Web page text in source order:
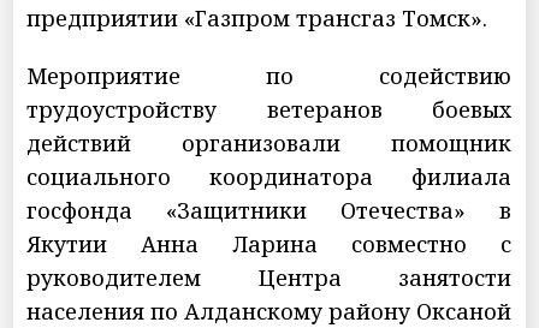
предприятии «Газпром трансгаз Томск».
Мероприятие по содействию
трудоустройству ветеранов боевых
действий организовали помощник
социального координатора филиала
госфонда «Защитники Отечества» в
Якутии Анна Ларина совместно с
руководителем Центра занятости
населения по Алданскому району Оксаной